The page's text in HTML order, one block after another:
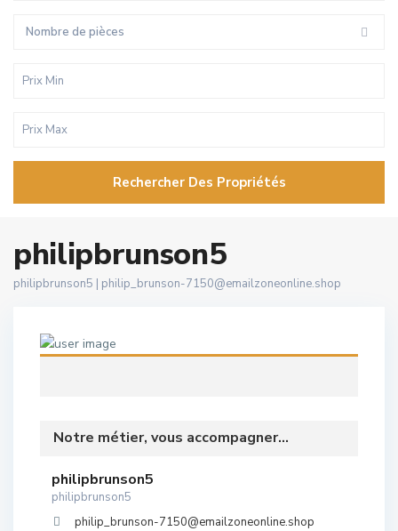
Nombre de pièces
Rechercher Des Propriétés
philipbrunson5
philipbrunson5 | philip_brunson-7150@emailzoneonline.shop
Notre métier, vous accompagner...
philipbrunson5
philipbrunson5
philip_brunson-7150@emailzoneonline.shop